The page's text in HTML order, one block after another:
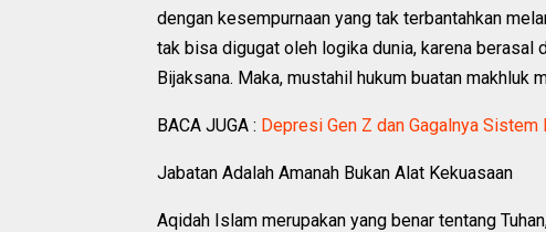
dengan kesempurnaan yang tak terbantahkan
tak bisa digugat oleh logika dunia, karena berasal
Bijaksana. Maka, mustahil hukum buatan makhluk
BACA JUGA : Depresi Gen Z dan Gagalnya Sistem
Jabatan Adalah Amanah Bukan Alat Kekuasaan
Aqidah Islam merupakan yang benar tentang